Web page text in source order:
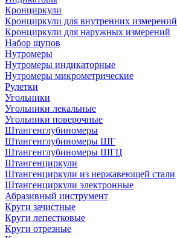
Кронциркули
Кронциркули для внутренних измерений
Кронциркули для наружных измерений
Набор щупов
Нутромеры
Нутромеры индикаторные
Нутромеры микрометрические
Рулетки
Угольники
Угольники лекальные
Угольники поверочные
Штангенглубиномеры
Штангенглубиномеры ШГ
Штангенглубиномеры ШГЦ
Штангенциркули
Штангенциркули из нержавеющей стали
Штангенциркули электронные
Абразивный инструмент
Круги зачистные
Круги лепестковые
Круги отрезные